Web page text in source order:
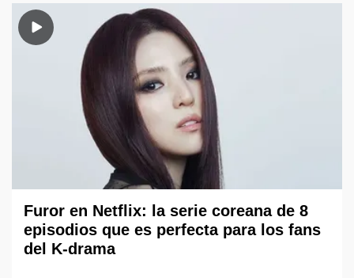
Furor en Netflix: la serie coreana de 8
episodios que es perfecta para los fans
del K-drama